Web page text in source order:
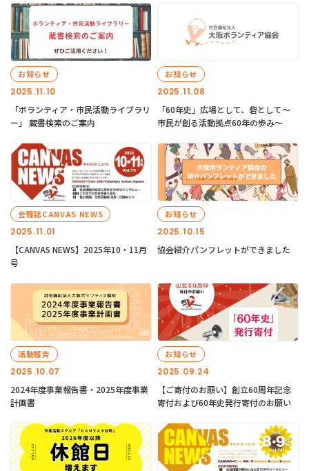
2025.11.10
お知らせ
「ボランティア・市民活動ライブラリ
ー」 蔵書検索のご案内
2025.11.08
お知らせ
「60年史」広場として、砦として～
市民が創る活動拠点60年の歩み～
2025.11.01
会報誌CANVAS NEWS
【CANVAS NEWS】2025年10・11月
号
2025.10.15
お知らせ
協会紹介パンフレットができました
2025.10.07
活動報告
2024年度事業報告書・2025年度事業
計画書
2025.09.24
お知らせ
【ご寄付のお願い】創立60周年記念
寄付および60年史発行寄付のお願い